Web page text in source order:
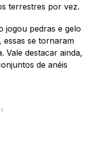
terrestres por vez.
jogou pedras e gelo
essas se tornaram
Vale destacar ainda,
de anéis